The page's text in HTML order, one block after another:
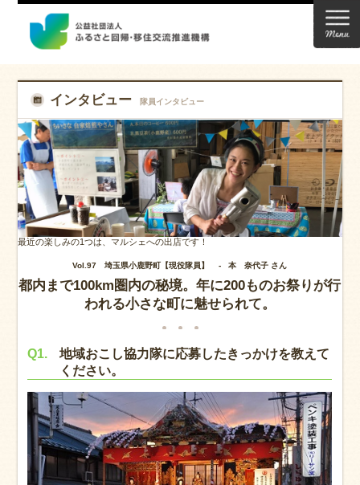
インタビュー 隊員インタビュー
最近の楽しみの1つは、マルシェへの出店です！
Vol.97 埼玉県小鹿野町【現役隊員】 -本 奈代子 さん
都内まで100km圏内の秘境。年に200ものお祭りが行
われる小さな町に魅せられて。
Q1.
地域おこし協力隊に応募したきっかけを教えて
ください。